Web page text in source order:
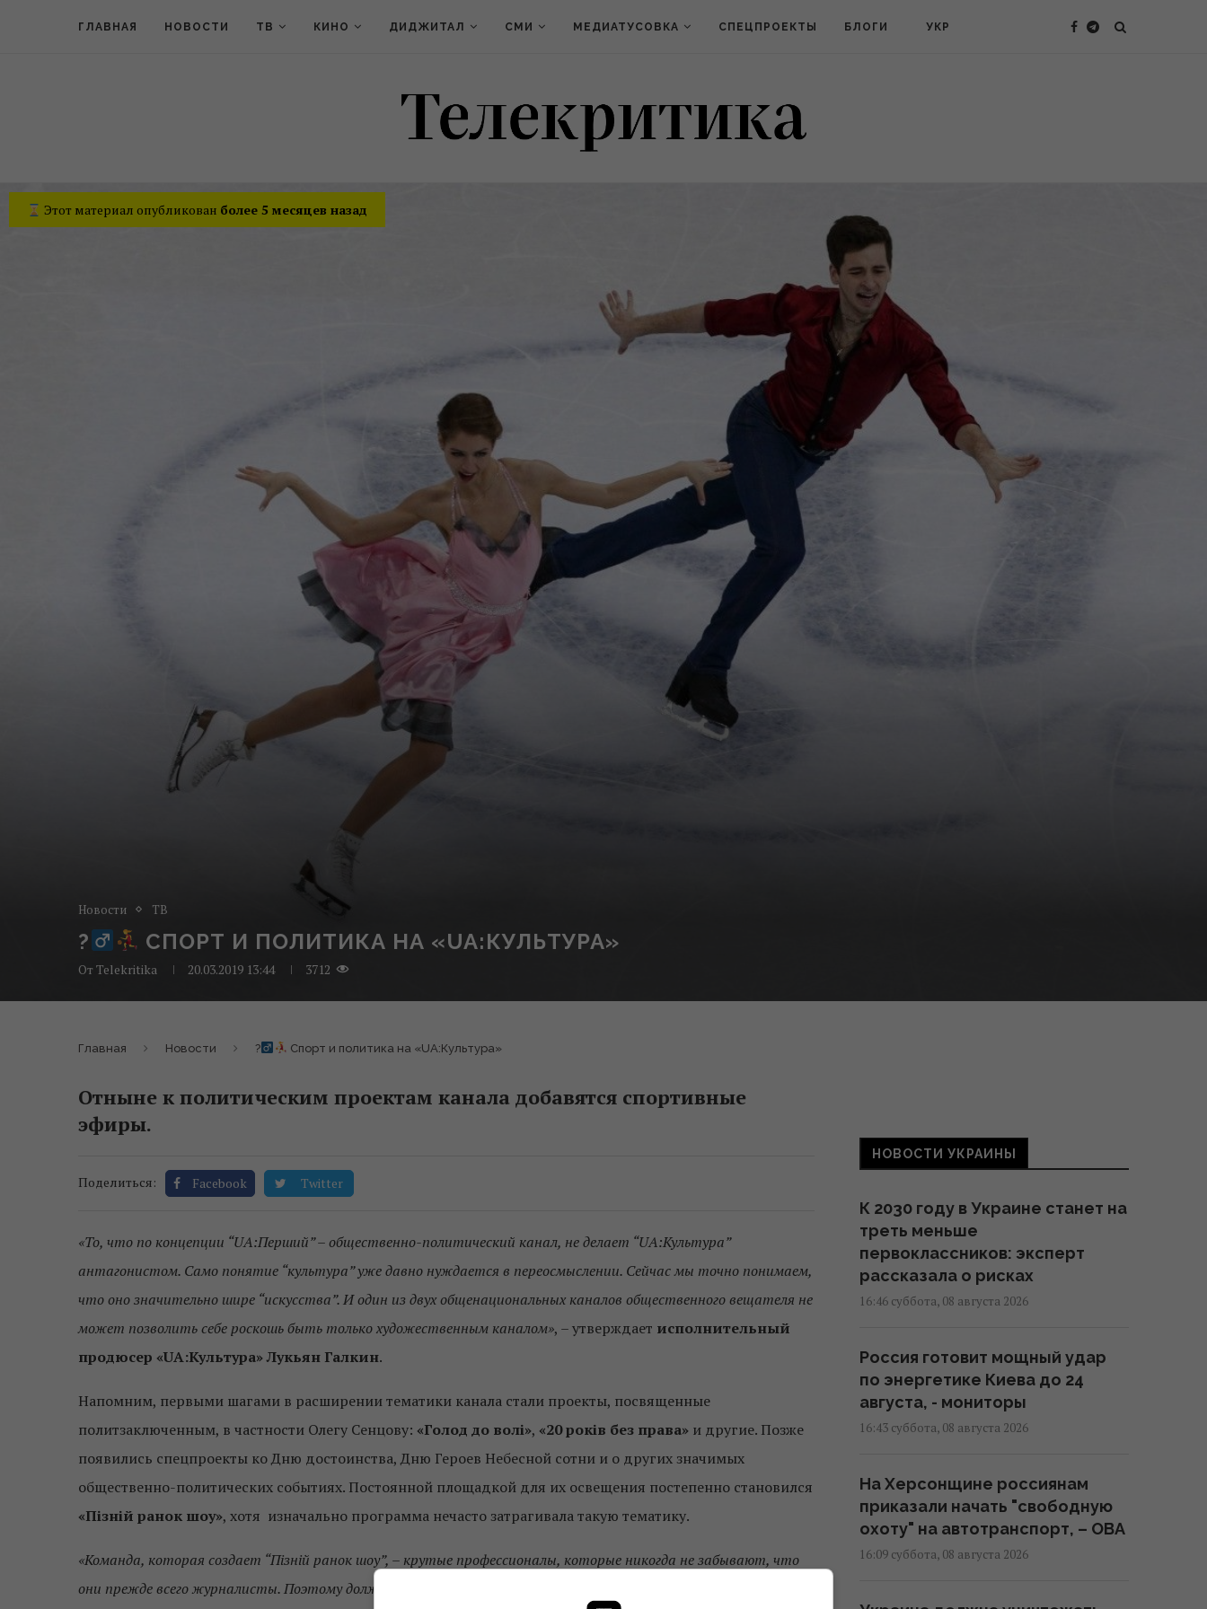
ГЛАВНАЯ НОВОСТИ ТВ КИНО ДИДЖИТАЛ СМИ МЕДИАТУСОВКА СПЕЦПРОЕКТЫ БЛОГИ УКР
Этот материал опубликован более 5 месяцев назад
Новости ТВ
?‍ СПОРТ И ПОЛИТИКА НА «UA:КУЛЬТУРА»
От Telekritika 20.03.2019 13:44 3712
Главная Новости ?‍ Спорт и политика на «UA:Культура»
Отныне к политическим проектам канала добавятся спортивные
эфиры.
Поделиться: Facebook Twitter
«То, что по концепции “UA:Перший” – общественно-политический канал, не делает “UA:Культура”
антагонистом. Само понятие “культура” уже давно нуждается в переосмыслении. Сейчас мы точно понимаем,
что оно значительно шире “искусства”. И один из двух общенациональных каналов общественного вещателя не
может позволить себе роскошь быть только художественным каналом», – утверждает исполнительный
продюсер «UA:Культура» Лукьян Галкин.
Напомним, первыми шагами в расширении тематики канала стали проекты, посвященные
политзаключенным, в частности Олегу Сенцову: «Голод до волі», «20 років без права» и другие. Позже
появились спецпроекты ко Дню достоинства, Дню Героев Небесной сотни и о других значимых
общественно-политических событиях. Постоянной площадкой для их освещения постепенно становился
«Пізній ранок шоу», хотя изначально программа нечасто затрагивала такую ​​тематику.
«Команда, которая создает “Пізній ранок шоу”, – крутые профессионалы, которые никогда не забывают, что
они прежде всего журналисты. Поэтому должны отрефлексировать все важные для общества события.
НОВОСТИ УКРАИНЫ
К 2030 году в Украине станет на
треть меньше
первоклассников: эксперт
рассказала о рисках
16:46 суббота, 08 августа 2026
Россия готовит мощный удар
по энергетике Киева до 24
августа, - мониторы
16:43 суббота, 08 августа 2026
На Херсонщине россиянам
приказали начать "свободную
охоту" на автотранспорт, – ОВА
16:09 суббота, 08 августа 2026